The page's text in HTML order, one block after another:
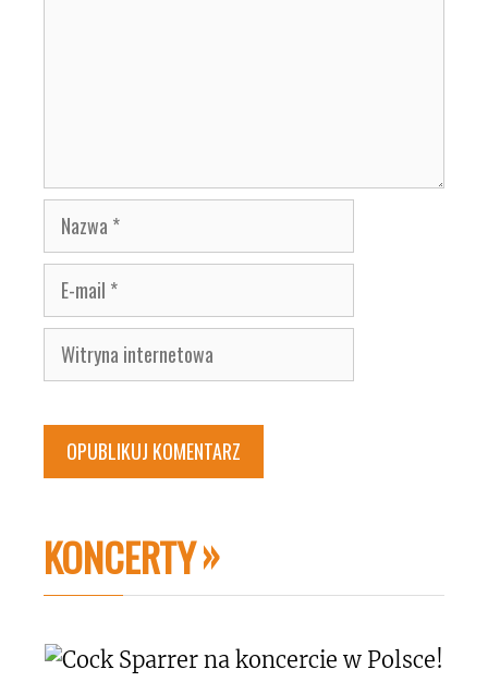
Nazwa
E-
mail
Witryna
internetowa
KONCERTY